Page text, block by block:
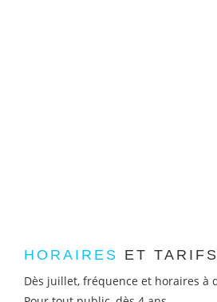
HORAIRES ET TARIFS
Dès juillet, fréquence et horaires à